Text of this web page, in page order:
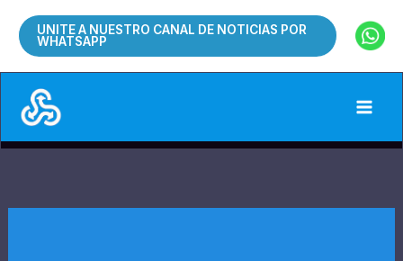
UNITE A NUESTRO CANAL DE NOTICIAS POR
WHATSAPP